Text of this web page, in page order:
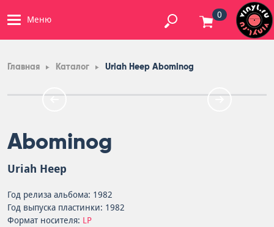
Меню 0
Главная Каталог Uriah Heep Abominog
Abominog
Uriah Heep
Год релиза альбома: 1982
Год выпуска пластинки: 1982
Формат носителя: LP